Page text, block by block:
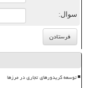
سوال:
توسعه کریدورهای تجاری در مرزها